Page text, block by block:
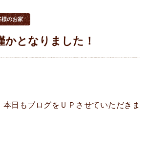
様のお家
かとなりました！
本日もブログをＵＰさせていただきま